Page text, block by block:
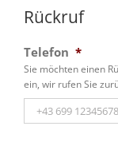
Rückruf
Telefon *
Sie möchten einen
ein, wir rufen Sie